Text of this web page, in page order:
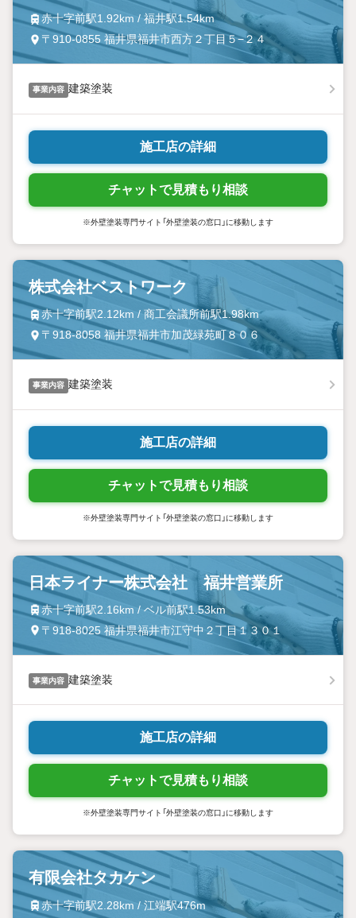
赤十字前駅1.92km / 福井駅1.54km
〒910-0855 福井県福井市西方２丁目５−２４
事業内容 建築塗装
施工店の詳細
チャットで見積もり相談
※外壁塗装専門サイト「外壁塗装の窓口」に移動します
株式会社ベストワーク
赤十字前駅2.12km / 商工会議所前駅1.98km
〒918-8058 福井県福井市加茂緑苑町８０６
事業内容 建築塗装
施工店の詳細
チャットで見積もり相談
※外壁塗装専門サイト「外壁塗装の窓口」に移動します
日本ライナー株式会社 福井営業所
赤十字前駅2.16km / ベル前駅1.53km
〒918-8025 福井県福井市江守中２丁目１３０１
事業内容 建築塗装
施工店の詳細
チャットで見積もり相談
※外壁塗装専門サイト「外壁塗装の窓口」に移動します
有限会社タカケン
赤十字前駅2.28km / 江端駅476m